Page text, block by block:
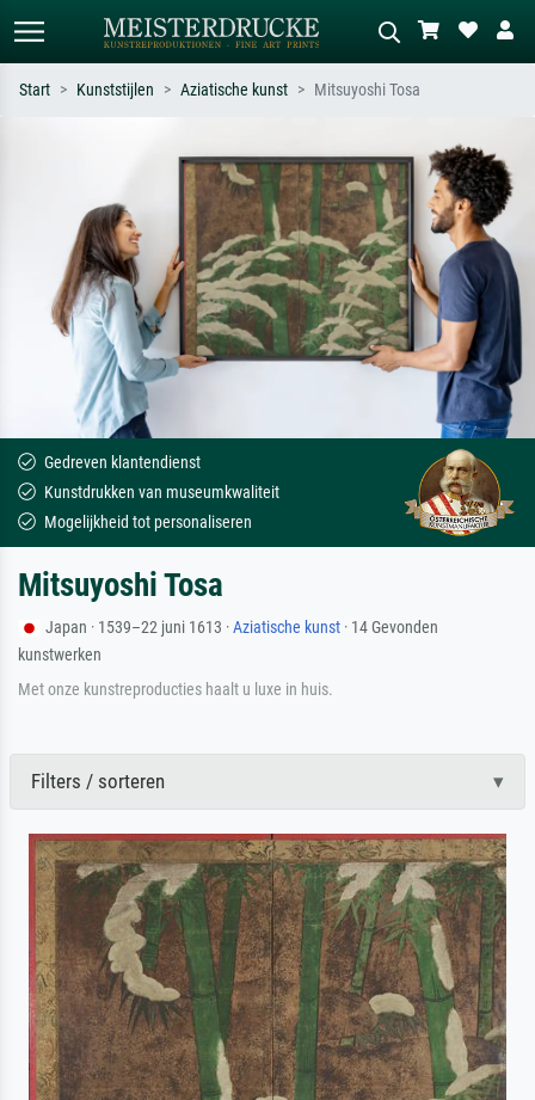
Zoek op kunstenaar, titel of stijl – bijv.
Monet, Sterrennacht, impressionisme,
Hokusai-golf, naakt.
Beschrijf de scène – bijv. groene
weide, abstract met veel rood, donker
olieverfschilderij, staand naakt naast
een boom.
Start Kunststijlen Aziatische kunst Mitsuyoshi Tosa
Gedreven klantendienst
Kunstdrukken van museumkwaliteit
Mogelijkheid tot personaliseren
Mitsuyoshi Tosa
Japan · 1539–22 juni 1613 ·Aziatische kunst · 14 Gevonden
kunstwerken
Met onze kunstreproducties haalt u luxe in huis.
Filters / sorteren